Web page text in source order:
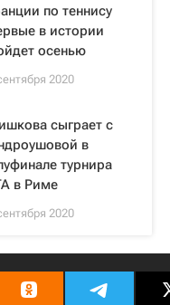
по теннису
в истории
осенью
2020
сыграет с
в
турнира
в Риме
2020